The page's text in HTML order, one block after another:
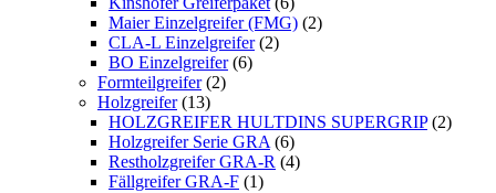
Maier Einzelgreifer (FMG) (2)
CLA-L Einzelgreifer (2)
BO Einzelgreifer (6)
Formteilgreifer (2)
Holzgreifer (13)
HOLZGREIFER HULTDINS SUPERGRIP (2)
Holzgreifer Serie GRA (6)
Restholzgreifer GRA-R (4)
Fällgreifer GRA-F (1)